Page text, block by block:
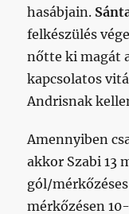
hasábjain.
felkészülés
nőtte ki magát
kapcsolatos
Andrisnak
Amennyiben
akkor Szabi 13
gól/
mérkőzésen